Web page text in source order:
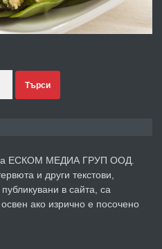
на малки детайли за
преди 1 година
апартамент - гр.
Търси
на ЕСКОМ МЕДИА ГРУП ООД.
и други текстови,
в сайта, са
ако изрично е посочено